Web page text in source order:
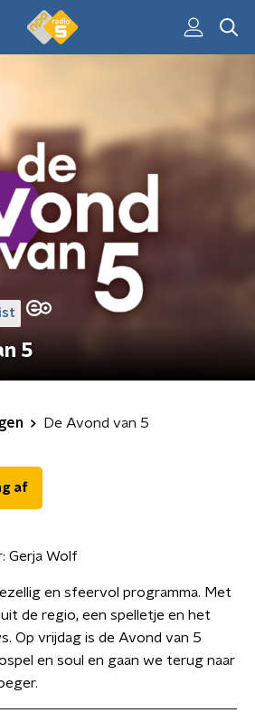
5
De Avond van 5
af
Gerja Wolf
en sfeervol programma. Met
de regio, een spelletje en het
Op vrijdag is de Avond van 5
en soul en gaan we terug naar